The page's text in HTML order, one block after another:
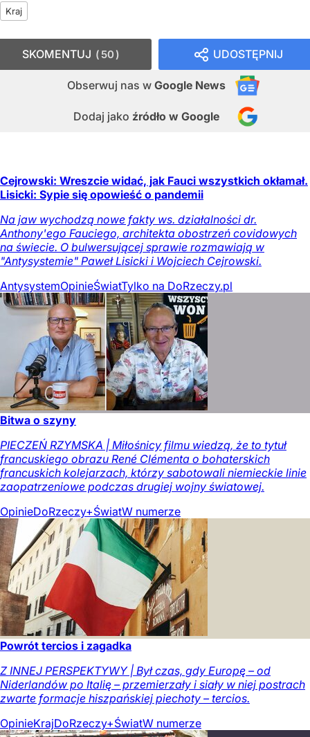
Kraj
UDOSTĘPNIJ
Obserwuj nas w Google News
Dodaj jako źródło w Google
SKOMENTUJ 50
Cejrowski: Wreszcie widać, jak Fauci wszystkich okłamał.
Lisicki: Sypie się opowieść o pandemii
Na jaw wychodzą nowe fakty ws. działalności dr.
Anthony'ego Fauciego, architekta obostrzeń covidowych
na świecie. O bulwersującej sprawie rozmawiają w
"Antysystemie" Paweł Lisicki i Wojciech Cejrowski.
AntysystemOpinieŚwiatTylko na DoRzeczy.pl
Bitwa o szyny
PIECZEŃ RZYMSKA | Miłośnicy filmu wiedzą, że to tytuł
francuskiego obrazu René Clémenta o bohaterskich
francuskich kolejarzach, którzy sabotowali niemieckie linie
zaopatrzeniowe podczas drugiej wojny światowej.
OpinieDoRzeczy+ŚwiatW numerze
Powrót tercios i zagadka
Z INNEJ PERSPEKTYWY | Był czas, gdy Europę – od
Niderlandów po Italię – przemierzały i siały w niej postrach
zwarte formacje hiszpańskiej piechoty – tercios.
OpinieKrajDoRzeczy+ŚwiatW numerze